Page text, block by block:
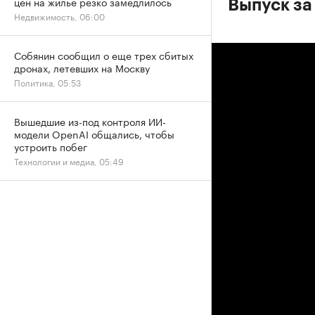
Выпуск
Недвижимость, 06:00
Собянин сообщил о еще трех сбитых
дронах, летевших на Москву
Политика, 05:53
Вышедшие из-под контроля ИИ-
модели OpenAI общались, чтобы
устроить побег
Технологии и медиа, 05:49